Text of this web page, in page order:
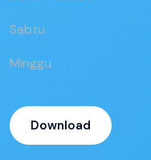
Sabtu
Minggu
Download